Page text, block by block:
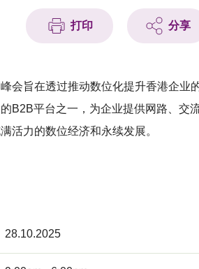
打印 分享
会旨在透过推动数位化提升香港企业
B2B平台之一，为企业提供网路、交
活力的数位经济和永续发展。
28.10.2025